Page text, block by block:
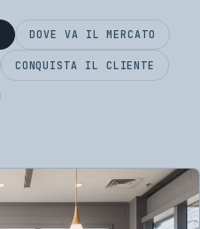
DOVE VA IL MERCATO
CONQUISTA IL CLIENTE